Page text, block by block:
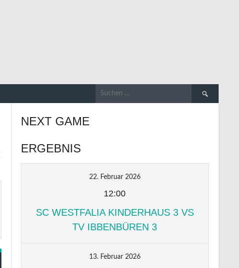
Suchen
NEXT GAME
ERGEBNIS
22. Februar 2026
12:00
SC WESTFALIA KINDERHAUS 3 VS
TV IBBENBÜREN 3
13. Februar 2026